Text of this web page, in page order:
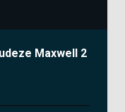
Maxwell 2